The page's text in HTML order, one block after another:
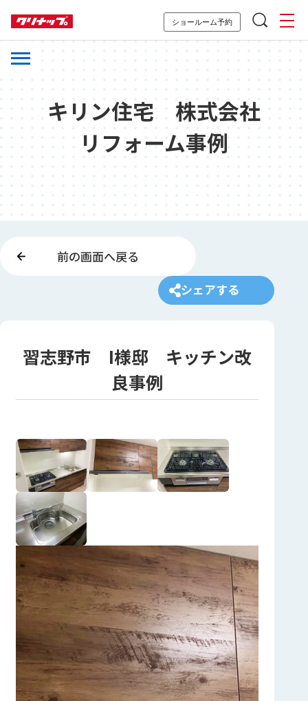
ショールーム予約
キリン住宅 株式会社
リフォーム事例
前の画面へ戻る
シェアする
習志野市 I様邸 キッチン改
良事例